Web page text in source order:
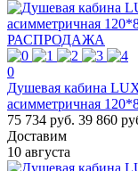
РАСПРОДАЖА
0
Душевая кабина
асимметричная
75 734 руб. 39 860
Доставим
10 августа